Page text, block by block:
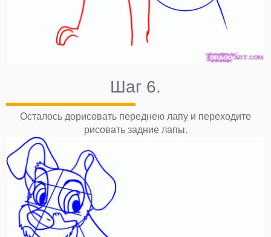
Шаг 6.
Осталось дорисовать переднею лапу и переходите
рисовать задние лапы.